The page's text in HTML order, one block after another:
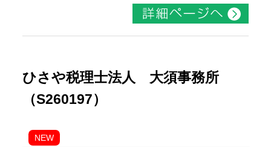
ひさや税理士法人 大須事務所
（S260197）
NEW